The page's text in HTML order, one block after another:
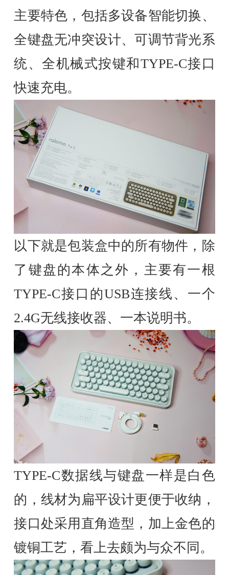
主要特色，包括多设备智能切换、
全键盘无冲突设计、可调节背光系
统、全机械式按键和TYPE-C接口
快速充电。
以下就是包装盒中的所有物件，除
了键盘的本体之外，主要有一根
TYPE-C接口的USB连接线、一个
2.4G无线接收器、一本说明书。
TYPE-C数据线与键盘一样是白色
的，线材为扁平设计更便于收纳，
接口处采用直角造型，加上金色的
镀铜工艺，看上去颇为与众不同。